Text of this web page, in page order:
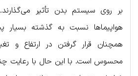
بر روی سیستم بدن تأثیر
هواپیماها نسبت به گذشته بسیار
همچنان قرار گرفتن در ارتفاع و
محسوس است. با این حال با رعایت